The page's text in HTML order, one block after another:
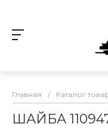
Главная / Каталог
ШАЙБА